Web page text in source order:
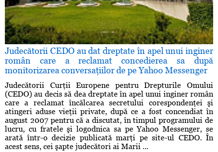
Judecătorii CEDO au dat dreptate în apel unui inginer
român care a reclamat concedierea sa după
monitorizarea conversaţiilor de pe Yahoo Messenger
Judecătorii Curţii Europene pentru Drepturile Omului
(CEDO) au decis să dea dreptate în apel unui inginer român
care a reclamat încălcarea secretului corespondenţei şi
atingeri aduse vieţii private, după ce a fost concendiat în
august 2007 pentru că a discutat, în timpul programului de
lucru, cu fratele şi logodnica sa pe Yahoo Messenger, se
arată într-o decizie publicată marţi pe site-ul CEDO. În
acest sens, cei şapte judecători ai Marii ...